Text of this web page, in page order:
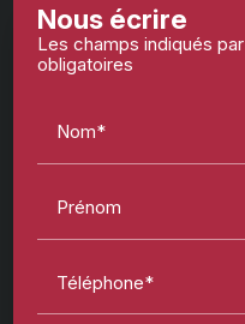
Nous écrire
Les champs indiqués
obligatoires
Nom*
Prénom
Téléphone*